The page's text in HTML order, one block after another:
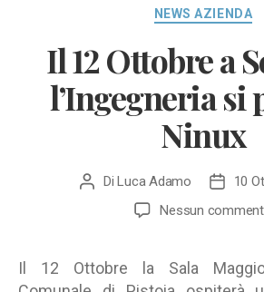
Categorie
NEWS AZIENDA
Il 12 Ottobre a
l’Ingegneria si
Ninux
Autore
DiLuca Adamo
Data10
Nessun
Il 12 Ottobre la Sala